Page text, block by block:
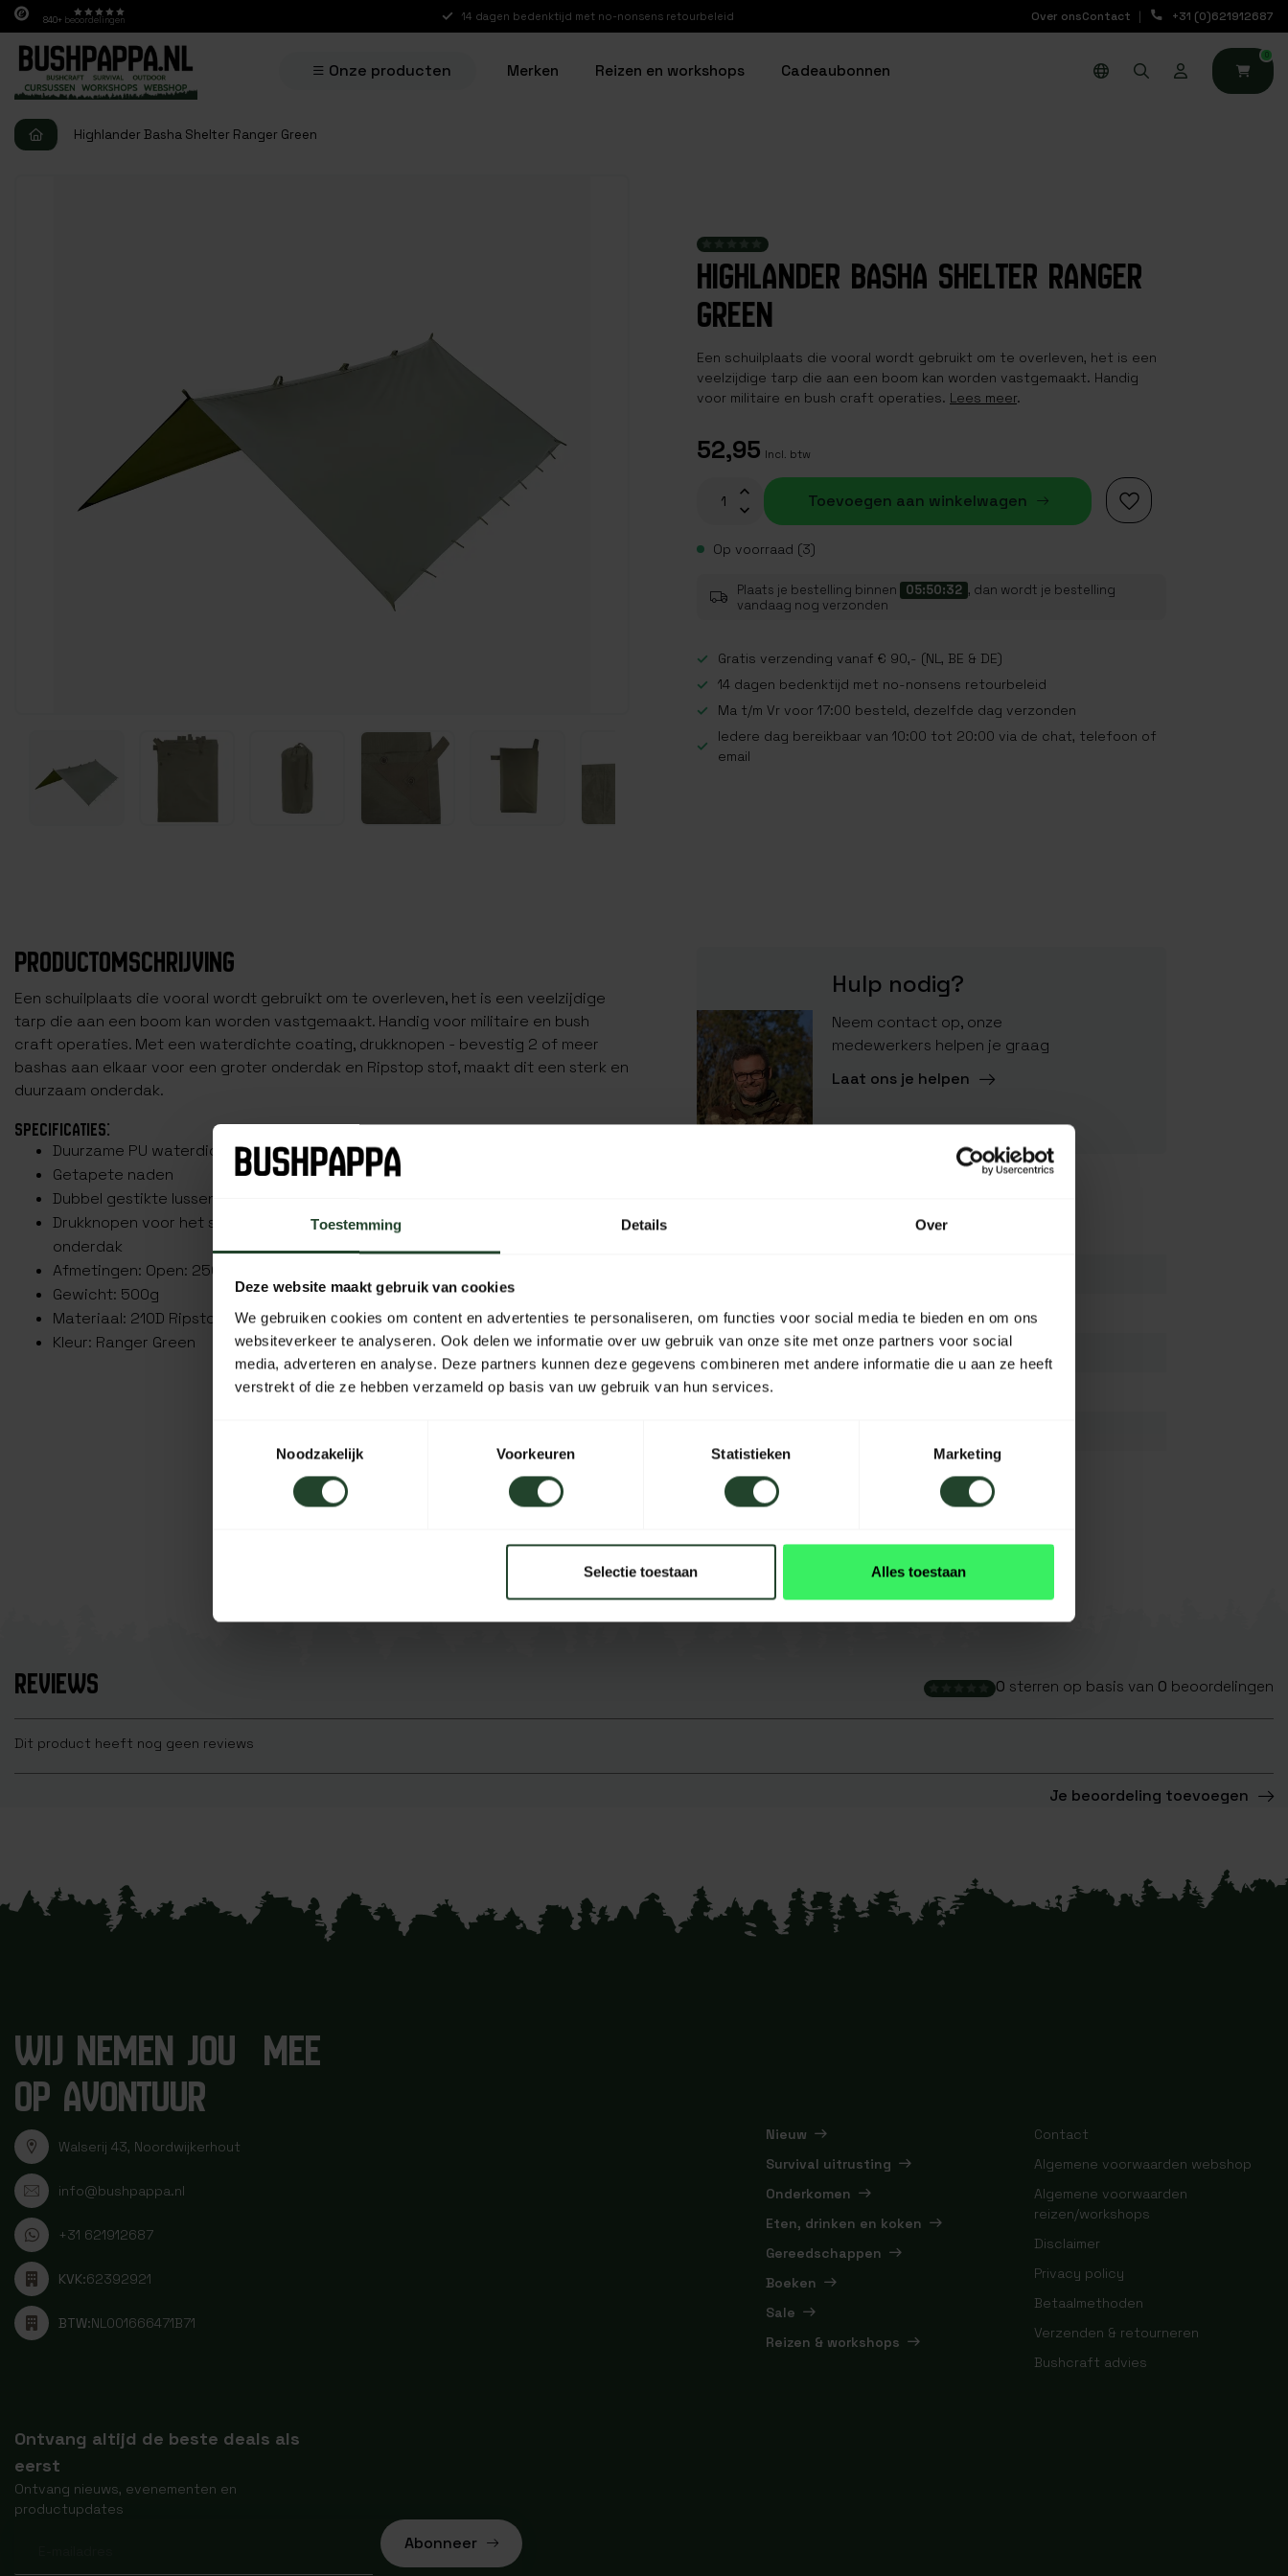
Toestemming Details Over
Deze website maakt gebruik van cookies
We gebruiken cookies om content en advertenties te personaliseren, om functies voor social media te bieden en om ons
websiteverkeer te analyseren. Ook delen we informatie over uw gebruik van onze site met onze partners voor social
media, adverteren en analyse. Deze partners kunnen deze gegevens combineren met andere informatie die u aan ze heeft
verstrekt of die ze hebben verzameld op basis van uw gebruik van hun services.
Noodzakelijk
Voorkeuren Statistieken Marketing
Selectie toestaan Alles toestaan
840+ beoordelingen 14 dagen bedenktijd met no-nonsens retourbeleid Over onsContact +31 (0)621912687
Onze producten Merken Reizen en workshops Cadeaubonnen
0
Highlander Basha Shelter Ranger Green
HIGHLANDER BASHA SHELTER RANGER
GREEN
Een schuilplaats die vooral wordt gebruikt om te overleven, het is een
veelzijdige tarp die aan een boom kan worden vastgemaakt. Handig
voor militaire en bush craft operaties. Lees meer.
52,95 Incl. btw
Toevoegen aan winkelwagen
Op voorraad (3)
Plaats je bestelling binnen 05:50:32 , dan wordt je bestelling
vandaag nog verzonden
Gratis verzending vanaf € 90,- (NL, BE & DE)
14 dagen bedenktijd met no-nonsens retourbeleid
Ma t/m Vr voor 17:00 besteld, dezelfde dag verzonden
Iedere dag bereikbaar van 10:00 tot 20:00 via de chat, telefoon of
email
PRODUCTOMSCHRIJVING
Een schuilplaats die vooral wordt gebruikt om te overleven, het is een veelzijdige
tarp die aan een boom kan worden vastgemaakt. Handig voor militaire en bush
craft operaties. Met een waterdichte coating, drukknopen - bevestig 2 of meer
bashas aan elkaar voor een groter onderdak en Ripstop stof, maakt dit een sterk en
duurzaam onderdak.
SPECIFICATIES:
Duurzame PU waterdichte coating 2000mm² hydrostatische kop
Getapete naden
Dubbel gestikte lussen
Drukknopen voor het samenvoegen van meerdere bashas tot een groot
onderdak
Afmetingen: Open: 250cm x 170cm Ingepakt: 22cm x 12cm
Gewicht: 500g
Materiaal: 210D Ripstop polyester
Kleur: Ranger Green
Hulp nodig?
Neem contact op, onze
medewerkers helpen je graag
Laat ons je helpen
5034358252007
Materiaal 210D Ripstop polyester
Lengte 250 cm
Breedte
Kleur Olijf groen
REVIEWS 0 sterren op basis van 0 beoordelingen
Dit product heeft nog geen reviews
Je beoordeling toevoegen
WIJ NEMEN JOU MEE
OP AVONTUUR
Walserij 43, Noordwijkerhout
info@bushpappa.nl
+31 621912687
KVK:62392921
BTW:NL001666471B71
Nieuw
Survival uitrusting
Onderkomen
Eten, drinken en koken
Gereedschappen
Boeken
Sale
Reizen & workshops
Contact
Algemene voorwaarden webshop
Algemene voorwaarden
reizen/workshops
Disclaimer
Privacy policy
Betaalmethoden
Verzenden & retourneren
Bushcraft advies
Ontvang altijd de beste deals als
eerst
Ontvang nieuws, evenementen en
productupdates
Abonneer